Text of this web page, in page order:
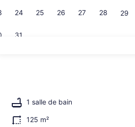
24 25 26 27 28 29
31
1 salle de bain
125 m²